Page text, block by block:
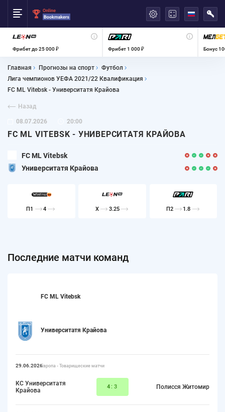
Фрибет до 25 000 ₽ Фрибет 1 000 ₽ Бонус
Главная Прогнозы на спорт
Футбол
Лига чемпионов УЕФА 2021/22 Квалификация
FC ML Vitebsk - Университатя Крайова
Назад
08.07.2026 20:00
FC ML VITEBSK - УНИВЕРСИТАТЯ КРАЙОВА
FC ML Vitebsk
Университатя Крайова
П1 4 X 3.25 П2 1.8
Последние матчи команд
FC ML Vitebsk
Университатя Крайова
29.06.2026Европа - Товарищеские матчи
КС Университатя
Крайова
4:3 Полисся Житомир